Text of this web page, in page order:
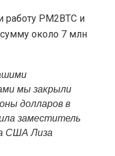
работу PM2BTC и
около 7 млн
мы закрыли
долларов в
заместитель
США Лиза